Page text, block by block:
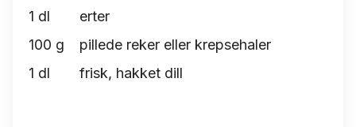
1 dl
erter
100 g
pillede reker eller krepsehaler
1 dl frisk, hakket dill